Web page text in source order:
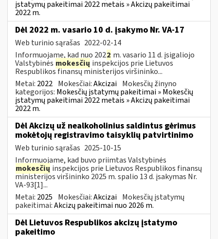
įstatymų pakeitimai 2022 metais » Akcizų pakeitimai
2022 m.
Dėl 2022 m. vasario 10 d. įsakymo Nr. VA-17
Web turinio sąrašas 2022-02-14
Informuojame, kad nuo 2022 m. vasario 11 d. įsigaliojo
Valstybinės mokesčių inspekcijos prie Lietuvos
Respublikos finansų ministerijos viršininko...
Metai: 2022 Mokesčiai:Akcizai Mokesčių žinyno
kategorijos: Mokesčių įstatymų pakeitimai » Mokesčių
įstatymų pakeitimai 2022 metais » Akcizų pakeitimai
2022 m.
Dėl Akcizų už nealkoholinius saldintus gėrimus
mokėtojų registravimo taisyklių patvirtinimo
Web turinio sąrašas 2025-10-15
Informuojame, kad buvo priimtas Valstybinės
mokesčių inspekcijos prie Lietuvos Respublikos finansų
ministerijos viršininko 2025 m. spalio 13 d. įsakymas Nr.
VA-93[1]...
Metai: 2025 Mokesčiai:Akcizai Mokesčių įstatymų
pakeitimai:Akcizų pakeitimai nuo 2026 m.
Dėl Lietuvos Respublikos akcizų įstatymo
pakeitimo